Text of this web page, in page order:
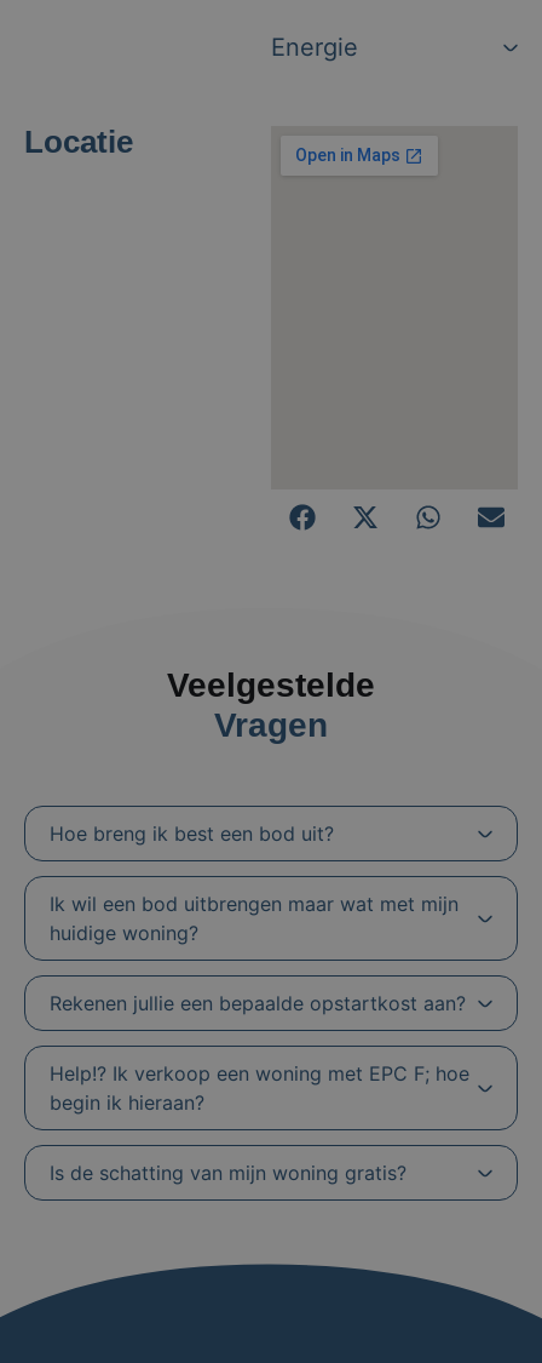
Energie
Locatie
Veelgestelde
Vragen
Hoe breng ik best een bod uit?
Ik wil een bod uitbrengen maar wat met mijn
huidige woning?
Rekenen jullie een bepaalde opstartkost aan?
Help!? Ik verkoop een woning met EPC F; hoe
begin ik hieraan?
Is de schatting van mijn woning gratis?